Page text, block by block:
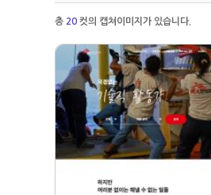
총 20 컷의 캡쳐이미지가 있습니다.